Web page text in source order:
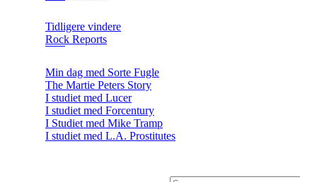
Tidligere vindere
Rock Reports
Min dag med Sorte Fugle
The Martie Peters Story
I studiet med Lucer
I studiet med Forcentury
I Studiet med Mike Tramp
I studiet med L.A. Prostitutes